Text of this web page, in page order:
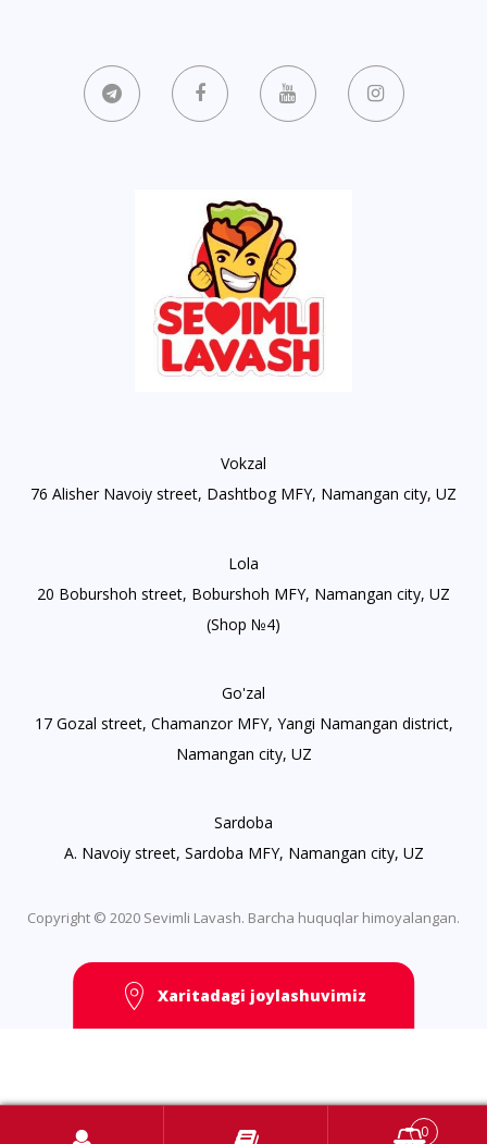
Vokzal
76 Alisher Navoiy street, Dashtbog MFY, Namangan city, UZ
Lola
20 Boburshoh street, Boburshoh MFY, Namangan city, UZ
(Shop №4)
Go'zal
17 Gozal street, Chamanzor MFY, Yangi Namangan district,
Namangan city, UZ
Sardoba
A. Navoiy street, Sardoba MFY, Namangan city, UZ
Copyright © 2020 Sevimli Lavash. Barcha huquqlar himoyalangan.
Xaritadagi joylashuvimiz
0